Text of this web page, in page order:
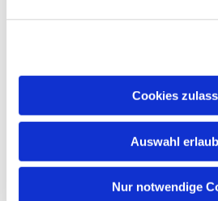
Cookies
Auswahl
Nur notwendige
um diese Karte
Module und
Zu den Modulen